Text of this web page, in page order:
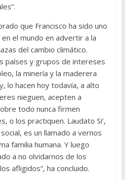
que Francisco ha sido uno
el mundo en advertir a la
del cambio climático.
países y grupos de intereses
la minería y la maderera
lo hacen hoy todavía, a alto
nieguen, acepten a
todo nunca firmen
o los practiquen. Laudato Si’,
es un llamado a vernos
familia humana. Y luego
a no olvidarnos de los
afligidos”, ha concluido.